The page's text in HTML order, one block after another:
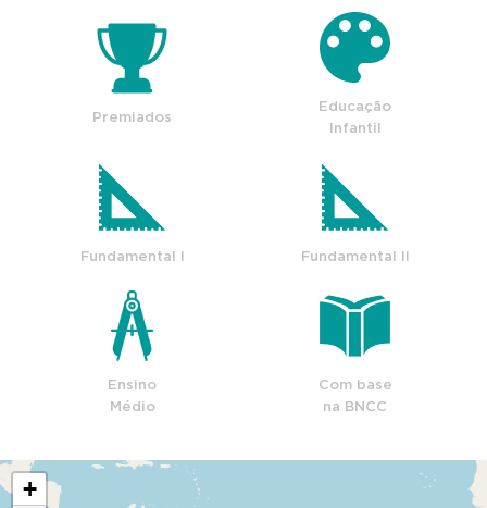
Premiados
Educação
Infantil
Fundamental I Fundamental II
Ensino
Médio
Com base
na BNCC
+